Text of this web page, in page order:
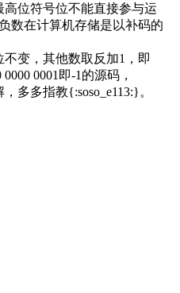
位符号位不能直接参与运
数在计算机存储是以补码的
变，其他数取反加1，即
0000 0001即-1的源码，
多多指教{:soso_e113:}。